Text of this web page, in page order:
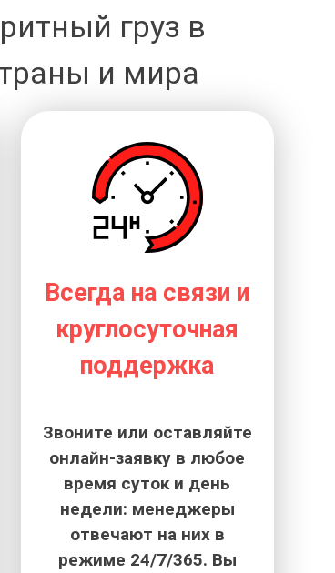
груз в
и мира
Всегда на связи и
круглосуточная
поддержка
Звоните или оставляйте
онлайн-заявку в любое
время суток и день
недели: менеджеры
отвечают на них в
режиме 24/7/365. Вы